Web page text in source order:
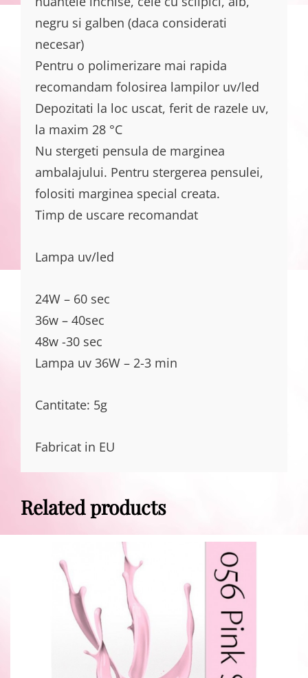
negru si galben (daca considerati
necesar)
Pentru o polimerizare mai rapida
recomandam folosirea lampilor uv/led
Depozitati la loc uscat, ferit de razele uv,
la maxim 28 °C
Nu stergeti pensula de marginea
ambalajului. Pentru stergerea pensulei,
folositi marginea special creata.
Timp de uscare recomandat
Lampa uv/led
24W – 60 sec
36w – 40sec
48w -30 sec
Lampa uv 36W – 2-3 min
Cantitate: 5g
Fabricat in EU
Related products